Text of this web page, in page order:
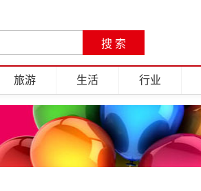
旅游 生活 行业